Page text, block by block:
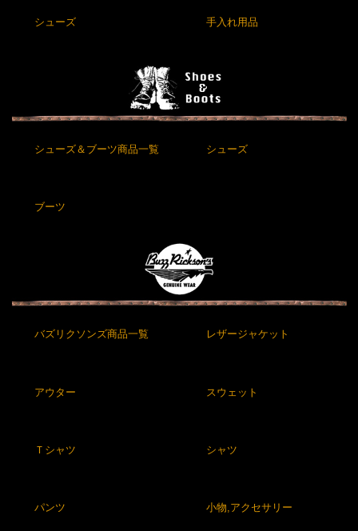
シューズ 手入れ用品
シューズ＆ブーツ商品一覧 シューズ
ブーツ
バズリクソンズ商品一覧 レザージャケット
アウター スウェット
Ｔシャツ シャツ
パンツ 小物,アクセサリー